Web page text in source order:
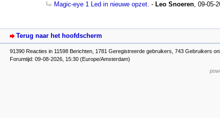
Magic-eye 1 Led in nieuwe opzet. - Leo Snoeren, 09-05-
Terug naar het hoofdscherm
91390 Reacties in 11598 Berichten, 1781 Geregistreerde gebruikers, 743 Gebruikers
Forumtijd: 09-08-2026, 15:30 (Europe/Amsterdam)